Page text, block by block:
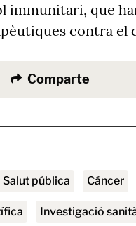
immunitari, que
contra el
Comparte
salut pública Cáncer
investigació